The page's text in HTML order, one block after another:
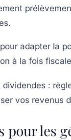
adapter la
à la fois
pour les